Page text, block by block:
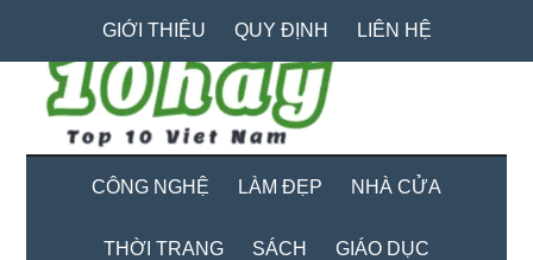
content
secondary
menu
primary
sidebar
GIỚI THIỆU QUY ĐỊNH LIÊN HỆ
CÔNG NGHỆ LÀM ĐẸP NHÀ CỬA
THỜI TRANG SÁCH GIÁO DỤC